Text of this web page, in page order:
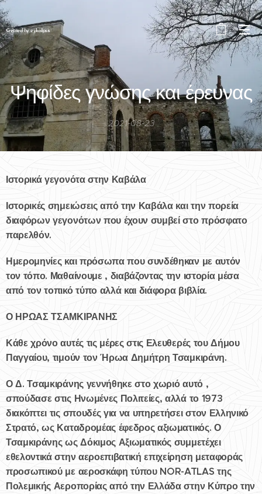
Created by eykalipsis
Ψηφίδες γνώσης και έρευνας
2021-08-23
Ιστορικά γεγονότα στην Καβάλα
Ιστορικές σημειώσεις από την Καβάλα και την πορεία
διαφόρων γεγονότων που έχουν συμβεί στο πρόσφατο
παρελθόν.
Ημερομηνίες και πρόσωπα που συνδέθηκαν με αυτόν
τον τόπο. Μαθαίνουμε , διαβάζοντας την ιστορία μέσα
από τον τοπικό τύπο αλλά και διάφορα βιβλία.
Ο ΗΡΩΑΣ ΤΣΑΜΚΙΡΑΝΗΣ
Κάθε χρόνο αυτές τις μέρες στις Ελευθερές του Δήμου
Παγγαίου, τιμούν τον Ήρωα Δημήτρη Τσαμκιράνη.
Ο Δ. Τσαμκιράνης γεννήθηκε στο χωριό αυτό ,
σπούδασε στις Ηνωμένες Πολιτείες, αλλά το 1973
διακόπτει τις σπουδές για να υπηρετήσει στον Ελληνικό
Στρατό, ως Καταδρομέας έφεδρος αξιωματικός. Ο
Τσαμκιράνης ως Δόκιμος Αξιωματικός συμμετέχει
εθελοντικά στην αεροεπιβατική επιχείρηση μεταφοράς
προσωπικού με αεροσκάφη τύπου NOR-ATLAS της
Πολεμικής Αεροπορίας από την Ελλάδα στην Κύπρο την